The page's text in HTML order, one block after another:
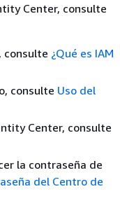
Center, consulte
consulte ¿Qué es IAM
consulte Uso del
Center, consulte
la contraseña de
del Centro de